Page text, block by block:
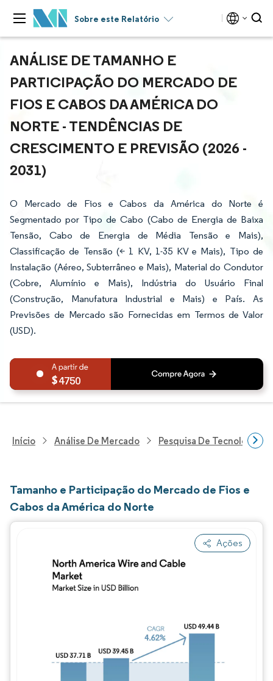
Sobre este Relatório
ANÁLISE DE TAMANHO E
PARTICIPAÇÃO DO MERCADO DE
FIOS E CABOS DA AMÉRICA DO
NORTE - TENDÊNCIAS DE
CRESCIMENTO E PREVISÃO (2026 -
2031)
O Mercado de Fios e Cabos da América do Norte é
Segmentado por Tipo de Cabo (Cabo de Energia de Baixa
Tensão, Cabo de Energia de Média Tensão e Mais),
Classificação de Tensão (< 1 KV, 1-35 KV e Mais), Tipo de
Instalação (Aéreo, Subterrâneo e Mais), Material do Condutor
(Cobre, Alumínio e Mais), Indústria do Usuário Final
(Construção, Manufatura Industrial e Mais) e País. As
Previsões de Mercado são Fornecidas em Termos de Valor
(USD).
4750
Início Análise De Mercado Pesquisa De Tecnologia,
Tamanho e Participação do Mercado de Fios e
Cabos da América do Norte
Ações